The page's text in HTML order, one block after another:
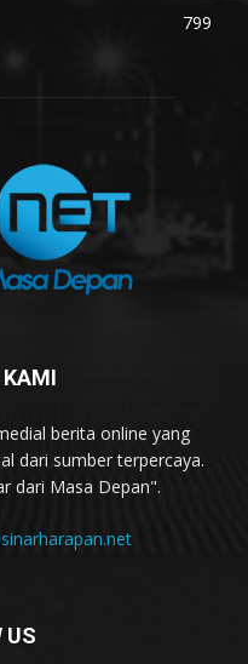
799
berita online yang
dari sumber terpercaya.
dari Masa Depan".
US